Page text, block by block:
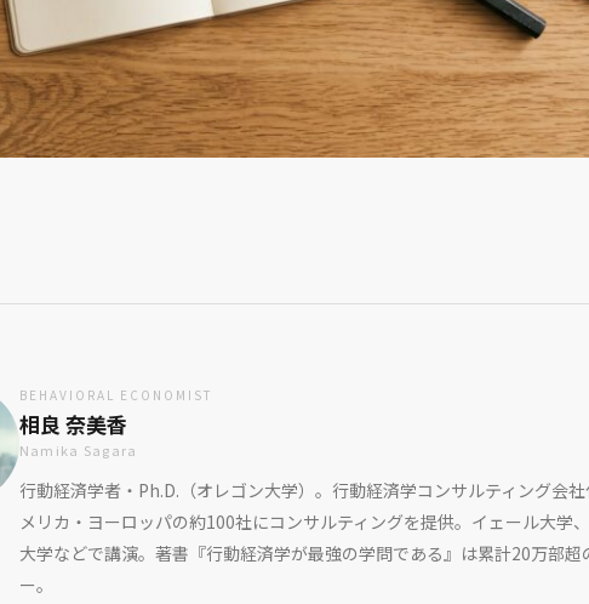
BEHAVIORAL ECONOMIST
相良 奈美香
Namika Sagara
行動経済学者・Ph.D.（オレゴン大学）。行動経済学コンサルティング会
メリカ・ヨーロッパの約100社にコンサルティングを提供。イェール大学
大学などで講演。著書『行動経済学が最強の学問である』は累計20万部超
ー。